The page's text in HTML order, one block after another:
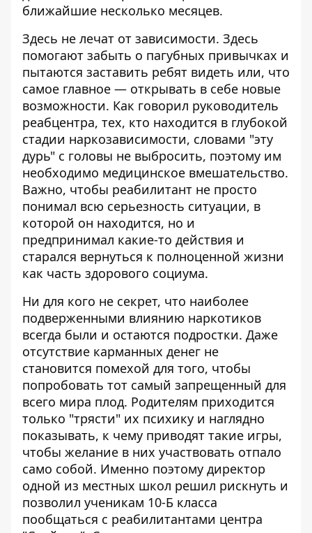
ближайшие несколько месяцев.
Здесь не лечат от зависимости. Здесь
помогают забыть о пагубных привычках и
пытаются заставить ребят видеть или, что
самое главное — открывать в себе новые
возможности. Как говорил руководитель
реабцентра, тех, кто находится в глубокой
стадии наркозависимости, словами "эту
дурь" с головы не выбросить, поэтому им
необходимо медицинское вмешательство.
Важно, чтобы реабилитант не просто
понимал всю серьезность ситуации, в
которой он находится, но и
предпринимал какие-то действия и
старался вернуться к полноценной жизни
как часть здорового социума.
Ни для кого не секрет, что наиболее
подверженными влиянию наркотиков
всегда были и остаются подростки. Даже
отсутствие карманных денег не
становится помехой для того, чтобы
попробовать тот самый запрещенный для
всего мира плод. Родителям приходится
только "трясти" их психику и наглядно
показывать, к чему приводят такие игры,
чтобы желание в них участвовать отпало
само собой. Именно поэтому директор
одной из местных школ решил рискнуть и
позволил ученикам 10-Б класса
пообщаться с реабилитантами центра